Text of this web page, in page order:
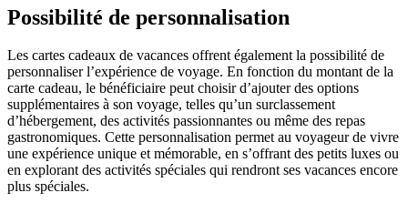
Possibilité de personnalisation
Les cartes cadeaux de vacances offrent également la possibilité de
personnaliser l’expérience de voyage. En fonction du montant de la
carte cadeau, le bénéficiaire peut choisir d’ajouter des options
supplémentaires à son voyage, telles qu’un surclassement
d’hébergement, des activités passionnantes ou même des repas
gastronomiques. Cette personnalisation permet au voyageur de vivre
une expérience unique et mémorable, en s’offrant des petits luxes ou
en explorant des activités spéciales qui rendront ses vacances encore
plus spéciales.